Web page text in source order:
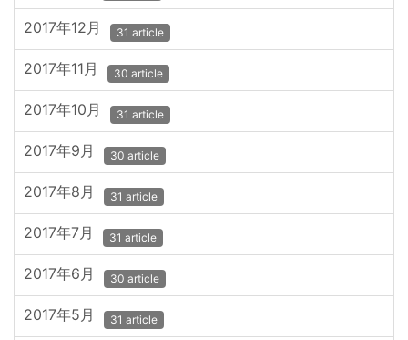
2017年12月 31 article
2017年11月 30 article
2017年10月 31 article
2017年9月 30 article
2017年8月 31 article
2017年7月 31 article
2017年6月 30 article
2017年5月 31 article